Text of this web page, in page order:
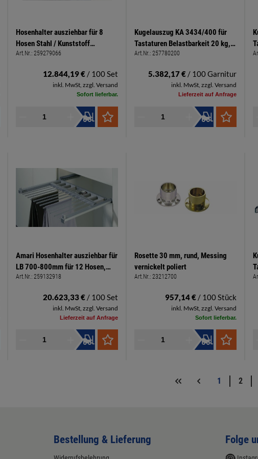
Hosenhalter ausziehbar für 8
Hosen Stahl / Kunststoff
anthrazit, Belastbarkeit 10 kg
Art.Nr.: 259279066
12.844,19 € / 100 Set
inkl. MwSt, zzgl. Versand
Sofort lieferbar.
Kugelauszug KA 3434/400 für
Tastaturen Belastbarkeit 20 kg,
Teilauszug
Art.Nr.: 257780200
5.382,17 € / 100 Garnitur
inkl. MwSt, zzgl. Versand
Lieferzeit auf Anfrage
Amari Hosenhalter ausziehbar für
LB 700-800mm für 12 Hosen,
Stahl pulverbeschichtet silber
Art.Nr.: 259132918
20.623,33 € / 100 Set
inkl. MwSt, zzgl. Versand
Lieferzeit auf Anfrage
Rosette 30 mm, rund, Messing
vernickelt poliert
Art.Nr.: 23212700
957,14 € / 100 Stück
inkl. MwSt, zzgl. Versand
Sofort lieferbar.
1 2
Bestellung & Lieferung Folge